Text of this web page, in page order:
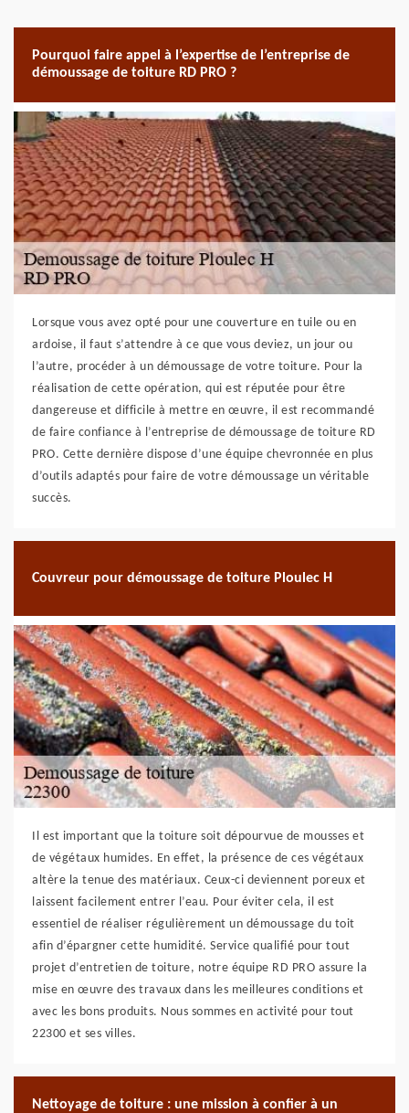
Pourquoi faire appel à l’expertise de l’entreprise de
démoussage de toiture RD PRO ?
Lorsque vous avez opté pour une couverture en tuile ou en
ardoise, il faut s’attendre à ce que vous deviez, un jour ou
l’autre, procéder à un démoussage de votre toiture. Pour la
réalisation de cette opération, qui est réputée pour être
dangereuse et difficile à mettre en œuvre, il est recommandé
de faire confiance à l’entreprise de démoussage de toiture RD
PRO. Cette dernière dispose d’une équipe chevronnée en plus
d’outils adaptés pour faire de votre démoussage un véritable
succès.
Couvreur pour démoussage de toiture Ploulec H
Il est important que la toiture soit dépourvue de mousses et
de végétaux humides. En effet, la présence de ces végétaux
altère la tenue des matériaux. Ceux-ci deviennent poreux et
laissent facilement entrer l’eau. Pour éviter cela, il est
essentiel de réaliser régulièrement un démoussage du toit
afin d’épargner cette humidité. Service qualifié pour tout
projet d’entretien de toiture, notre équipe RD PRO assure la
mise en œuvre des travaux dans les meilleures conditions et
avec les bons produits. Nous sommes en activité pour tout
22300 et ses villes.
Nettoyage de toiture : une mission à confier à un